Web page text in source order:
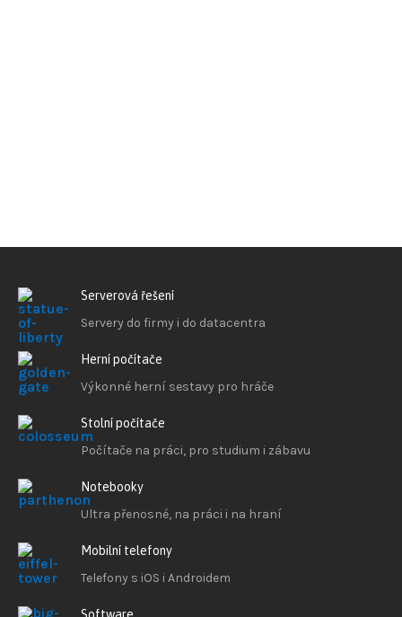
Serverová řešení
Servery do firmy i do datacentra
Herní počítače
Výkonné herní sestavy pro hráče
Stolní počítače
Počítače na práci, pro studium i zábavu
Notebooky
Ultra přenosné, na práci i na hraní
Mobilní telefony
Telefony s iOS i Androidem